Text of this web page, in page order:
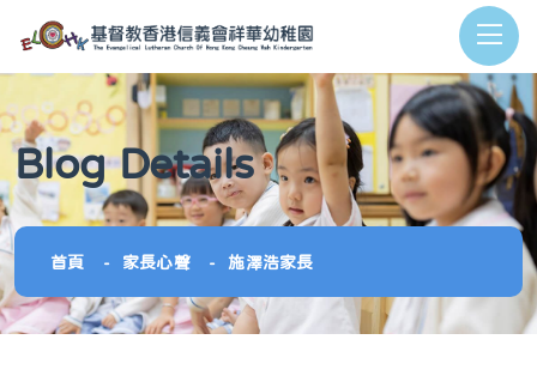
Blog Details
首頁 家長心聲 施澤浩家長